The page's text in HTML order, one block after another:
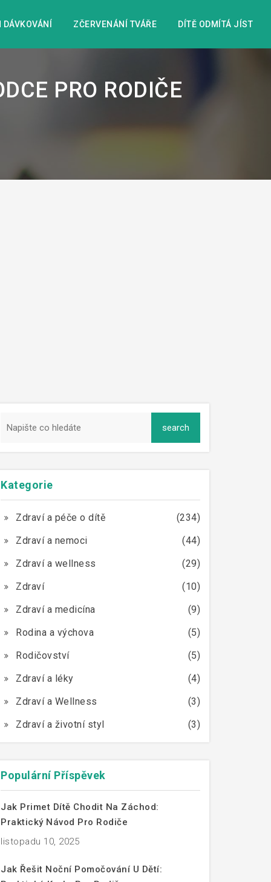
DÁVKOVÁNÍ ZČERVENÁNÍ TVÁŘE DÍTĚ ODMÍTÁ JÍST
PRO RODIČE
Kategorie
Zdraví a péče o dítě
(234)
Zdraví a nemoci
(44)
Zdraví a wellness
(29)
Zdraví
(10)
Zdraví a medicína
(9)
Rodina a výchova
(5)
Rodičovství
(5)
Zdraví a léky
(4)
Zdraví a Wellness
(3)
Zdraví a životní styl
(3)
Populární Příspěvek
Jak Primet Dítě Chodit Na Záchod:
Praktický Návod Pro Rodiče
listopadu 10, 2025
Jak Řešit Noční Pomočování U Dětí: